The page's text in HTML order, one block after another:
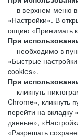
— в верхнем меню
«Настройки». В
опцию «Принимать
При
— необходимо в
«Быстрые
cookies».
При
— кликнуть
Chrome», кликнуть
перейти на
данные»,
«Разрешать